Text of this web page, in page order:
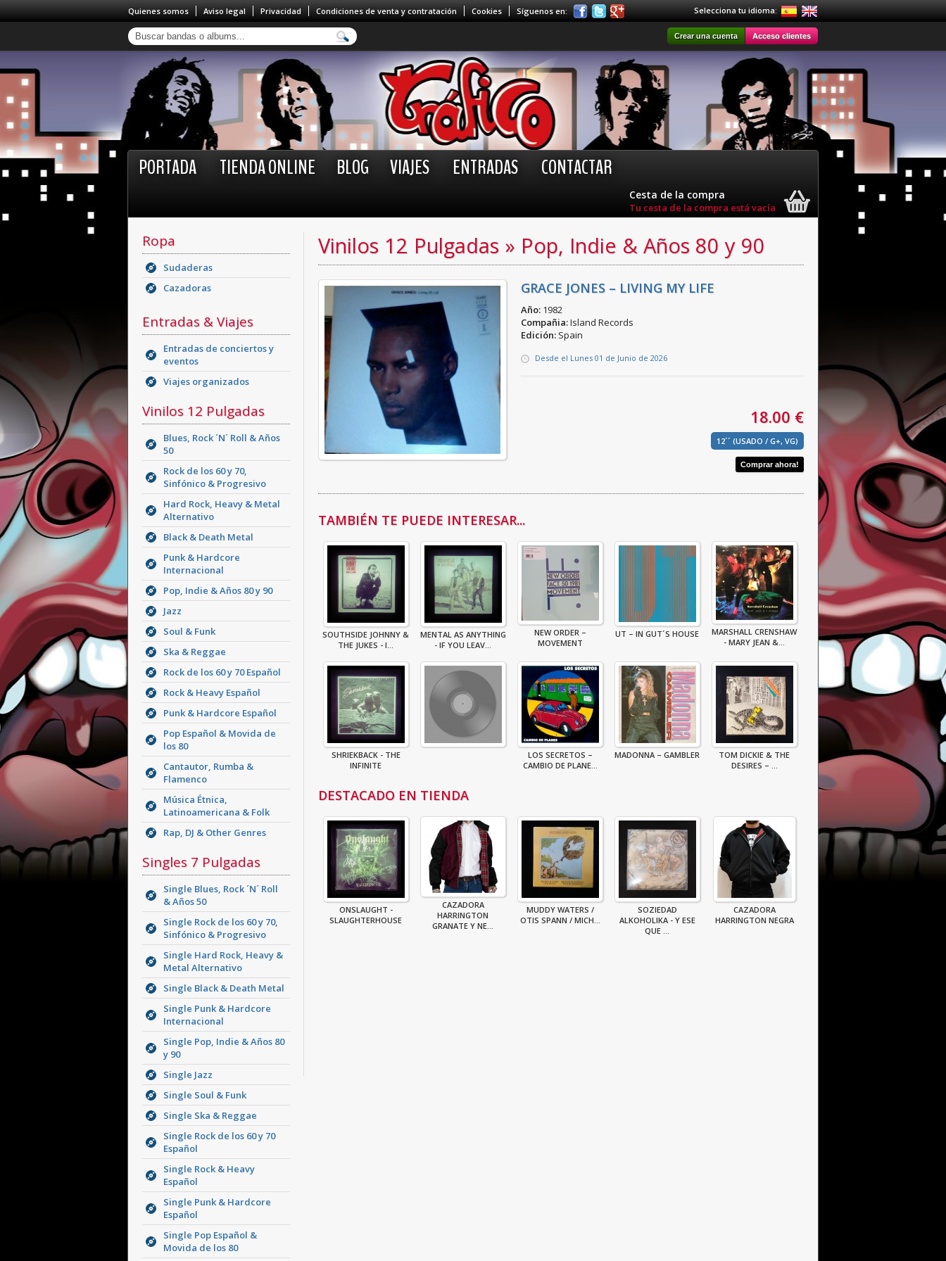
Quienes somos Aviso legal Privacidad Condiciones de venta y contratación Cookies Síguenos en: Selecciona tu idioma:
Crear una cuenta Acceso clientes
PORTADA TIENDA ONLINE BLOG VIAJES ENTRADAS CONTACTAR
Cesta de la compra
Tu cesta de la compra está vacía
Ropa
Sudaderas
Cazadoras
Entradas & Viajes
Entradas de conciertos y
eventos
Viajes organizados
Vinilos 12 Pulgadas
Blues, Rock ´N´ Roll & Años
50
Rock de los 60 y 70,
Sinfónico & Progresivo
Hard Rock, Heavy & Metal
Alternativo
Black & Death Metal
Punk & Hardcore
Internacional
Pop, Indie & Años 80 y 90
Jazz
Soul & Funk
Ska & Reggae
Rock de los 60 y 70 Español
Rock & Heavy Español
Punk & Hardcore Español
Pop Español & Movida de
los 80
Cantautor, Rumba &
Flamenco
Música Étnica,
Latinoamericana & Folk
Rap, DJ & Other Genres
Singles 7 Pulgadas
Single Blues, Rock ´N´ Roll
& Años 50
Single Rock de los 60 y 70,
Sinfónico & Progresivo
Single Hard Rock, Heavy &
Metal Alternativo
Single Black & Death Metal
Single Punk & Hardcore
Internacional
Single Pop, Indie & Años 80
y 90
Single Jazz
Single Soul & Funk
Single Ska & Reggae
Single Rock de los 60 y 70
Español
Single Rock & Heavy
Español
Single Punk & Hardcore
Español
Single Pop Español &
Movida de los 80
Vinilos 12 Pulgadas » Pop, Indie & Años 80 y 90
GRACE JONES – LIVING MY LIFE
Año: 1982
Compañia:Island Records
Edición: Spain
Desde el Lunes 01 de Junio de 2026
18.00 €
12´´ (USADO / G+, VG)
TAMBIÉN TE PUEDE INTERESAR...
SOUTHSIDE JOHNNY &
THE JUKES - I...
MENTAL AS ANYTHING
- IF YOU LEAV...
NEW ORDER –
MOVEMENT
UT – IN GUT´S HOUSE
MARSHALL CRENSHAW
- MARY JEAN &...
SHRIEKBACK - THE
INFINITE
LOS SECRETOS –
CAMBIO DE PLANE...
MADONNA – GAMBLER
TOM DICKIE & THE
DESIRES ‎– ...
DESTACADO EN TIENDA
ONSLAUGHT -
SLAUGHTERHOUSE
CAZADORA
HARRINGTON
GRANATE Y NE...
MUDDY WATERS /
OTIS SPANN / MICH...
SOZIEDAD
ALKOHOLIKA - Y ESE
QUE ...
CAZADORA
HARRINGTON NEGRA